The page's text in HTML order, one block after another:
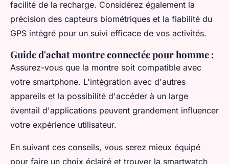
facilité de la recharge. Considérez également la
précision des capteurs biométriques et la fiabilité du
GPS intégré pour un suivi efficace de vos activités.
Guide d'achat montre connectée pour homme :
Assurez-vous que la montre soit compatible avec
votre smartphone. L'intégration avec d'autres
appareils et la possibilité d'accéder à un large
éventail d'applications peuvent grandement influencer
votre expérience utilisateur.
En suivant ces conseils, vous serez mieux équipé
pour faire un choix éclairé et trouver la smartwatch